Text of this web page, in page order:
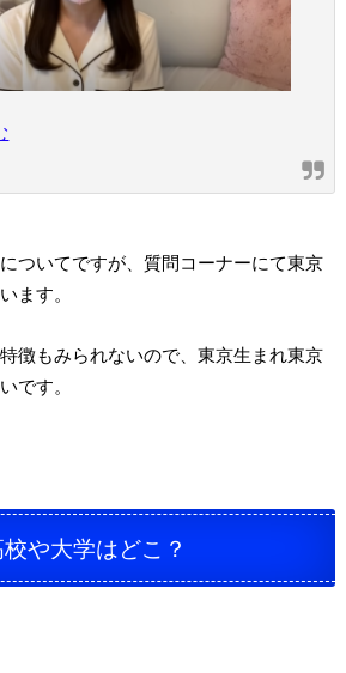
ついてですが、質問コーナーにて東京
ます。
徴もみられないので、東京生まれ東京
です。
や大学はどこ？